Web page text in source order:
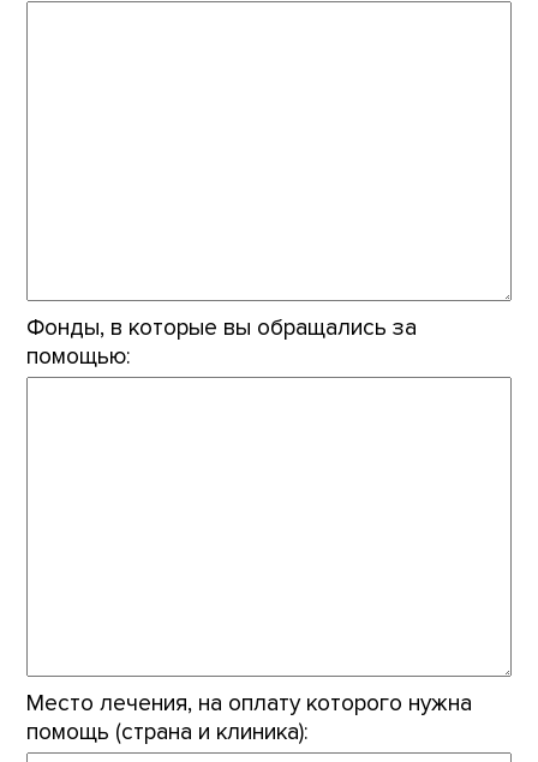
Фонды, в которые вы обращались за
помощью:
Место лечения, на оплату которого нужна
помощь (страна и клиника):